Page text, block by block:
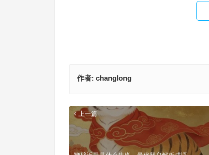
作者: changlong
上一篇